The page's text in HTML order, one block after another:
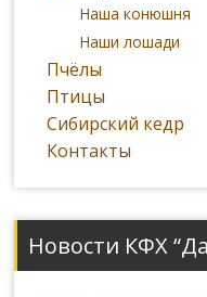
Наша конюшня
Наши лошади
Пчёлы
Птицы
Сибирский кедр
Контакты
Новости КФХ